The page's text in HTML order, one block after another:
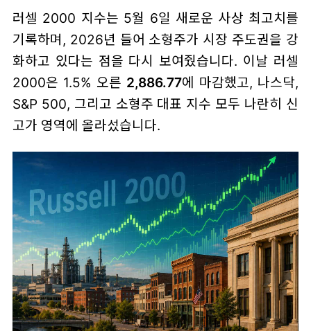
러셀 2000 지수는 5월 6일 새로운 사상 최고치를
기록하며, 2026년 들어 소형주가 시장 주도권을 강
화하고 있다는 점을 다시 보여줬습니다. 이날 러셀
2000은 1.5% 오른 2,886.77에 마감했고, 나스닥,
S&P 500, 그리고 소형주 대표 지수 모두 나란히 신
고가 영역에 올라섰습니다.